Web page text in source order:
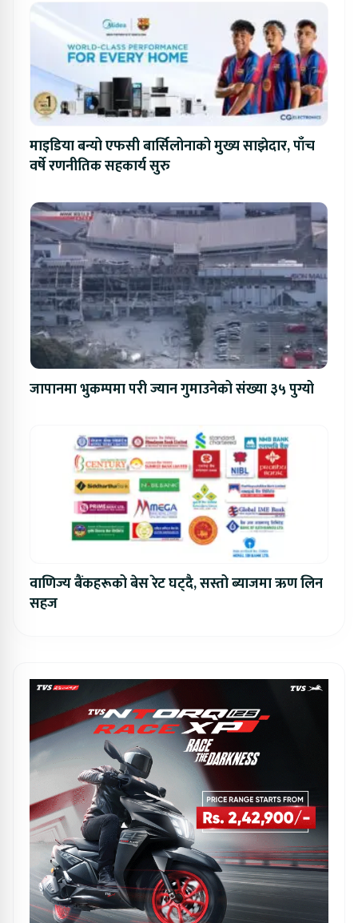
माइडिया बन्यो एफसी बार्सिलोनाको मुख्य साझेदार, पाँच
वर्षे रणनीतिक सहकार्य सुरु
जापानमा भुकम्पमा परी ज्यान गुमाउनेको संख्या ३५ पुग्यो
वाणिज्य बैंकहरूको बेस रेट घट्दै, सस्तो ब्याजमा ऋण लिन
सहज